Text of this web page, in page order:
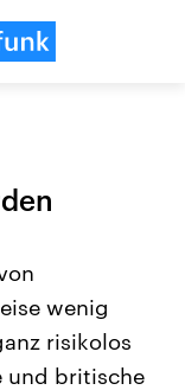
wenig
risikolos
und britische